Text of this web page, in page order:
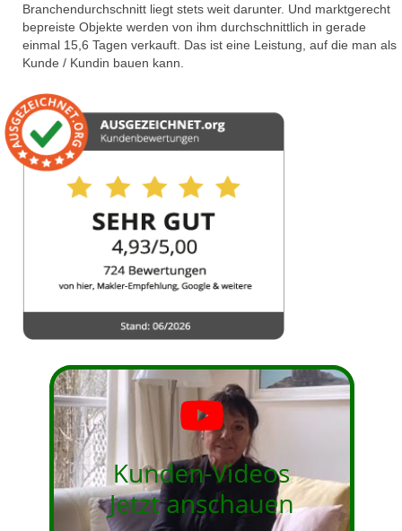
Branchendurchschnitt liegt stets weit darunter. Und marktgerecht
bepreiste Objekte werden von ihm durchschnittlich in gerade
einmal 15,6 Tagen verkauft. Das ist eine Leistung, auf die man als
Kunde / Kundin bauen kann.